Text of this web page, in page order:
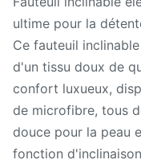
ultime pour la
Ce fauteuil
d'un tissu doux de
confort luxueux,
de microfibre, tous
douce pour la peau
fonction